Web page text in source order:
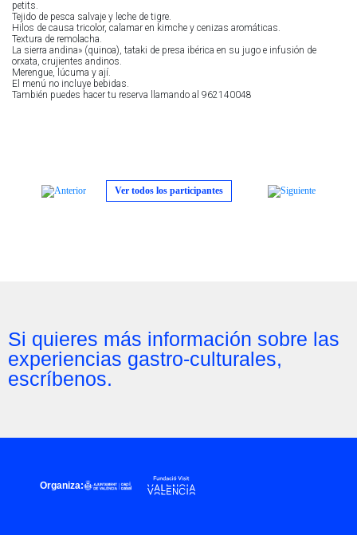
petits.
Tejido de pesca salvaje y leche de tigre.
Hilos de causa tricolor, calamar en kimche y cenizas aromáticas.
Textura de remolacha.
La sierra andina» (quinoa), tataki de presa ibérica en su jugo e infusión de
orxata, crujientes andinos.
Merengue, lúcuma y ají.
El menú no incluye bebidas.
También puedes hacer tu reserva llamando al 962140048
Ver todos los participantes
Si quieres más información sobre las
experiencias gastro-culturales,
escríbenos.
Organiza: